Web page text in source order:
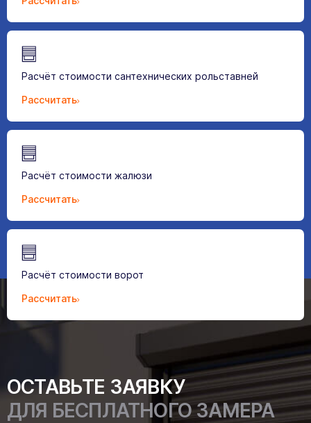
Расчёт стоимости сантехнических рольставней
Рассчитать
Расчёт стоимости жалюзи
Рассчитать
Расчёт стоимости ворот
Рассчитать
ОСТАВЬТЕ ЗАЯВКУ
ДЛЯ БЕСПЛАТНОГО ЗАМЕРА